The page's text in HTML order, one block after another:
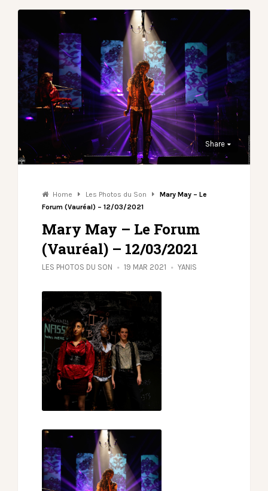
Share
Home Les Photos du Son
Mary May – Le
Forum (Vauréal) – 12/03/2021
Mary May – Le Forum
(Vauréal) – 12/03/2021
LES PHOTOS DU SON 19 MAR 2021 YANIS